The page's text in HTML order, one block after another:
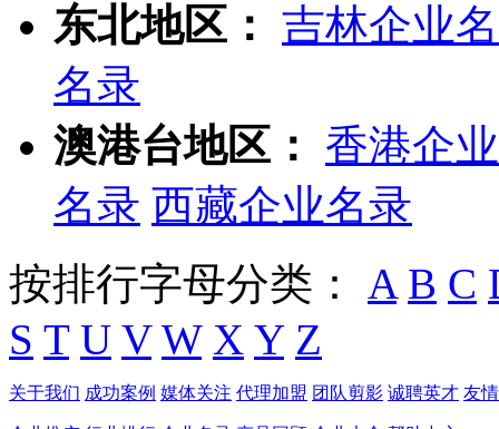
东北地区： 吉林企业
名录
澳港台地区：
香港企
名录 西藏企业名录
按排行字母分类： A B C
S T U V W X Y Z
关于我们 成功案例 媒体关注 代理加盟 团队剪影 诚聘英才 友